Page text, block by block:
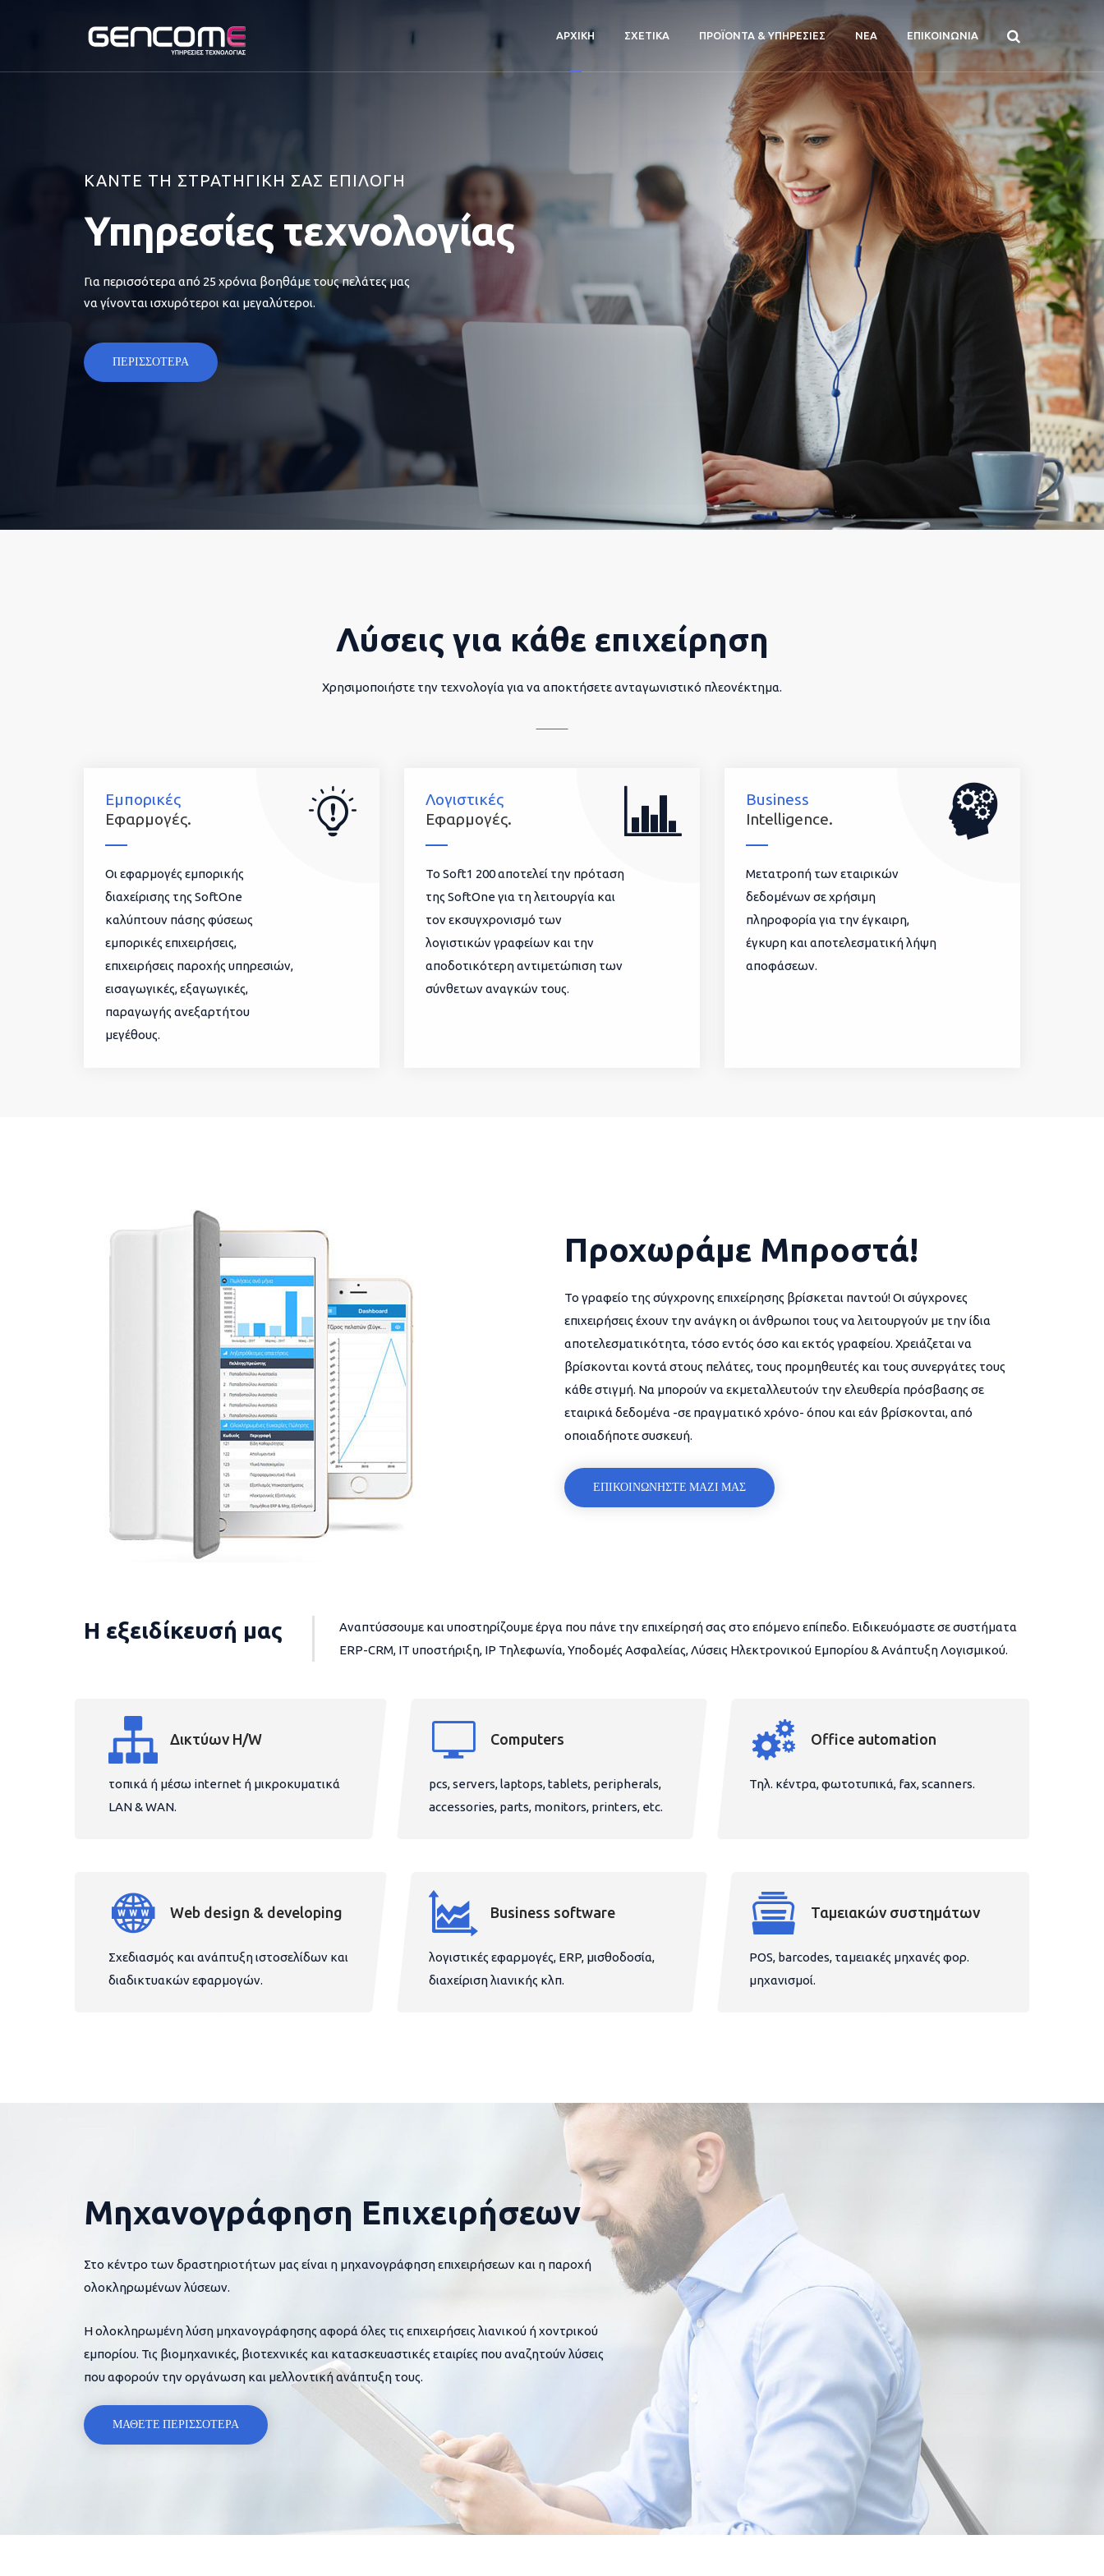
ΑΡΧΙΚΗ ΣΧΕΤΙΚΑ ΠΡΟΪΟΝΤΑ & ΥΠΗΡΕΣΙΕΣ ΝΕΑ ΕΠΙΚΟΙΝΩΝΙΑ
ΚΑΝΤΕ ΤΗ ΣΤΡΑΤΗΓΙΚΗ ΣΑΣ ΕΠΙΛΟΓΗ
Υπηρεσίες τεχνολογίας
Για περισσότερα από 25 χρόνια βοηθάμε τους πελάτες μας
να γίνονται ισχυρότεροι και μεγαλύτεροι.
ΠΕΡΙΣΣΟΤΕΡΑ
Λύσεις για κάθε επιχείρηση
Χρησιμοποιήστε την τεχνολογία για να αποκτήσετε ανταγωνιστικό πλεονέκτημα.
Εμπορικές
Εφαρμογές.
Οι εφαρμογές εμπορικής
διαχείρισης της SoftOne
καλύπτουν πάσης φύσεως
εμπορικές επιχειρήσεις,
επιχειρήσεις παροχής υπηρεσιών,
εισαγωγικές, εξαγωγικές,
παραγωγής ανεξαρτήτου
μεγέθους.
Λογιστικές
Εφαρμογές.
To Soft1 200 αποτελεί την πρόταση
της SoftOne για τη λειτουργία και
τον εκσυγχρονισμό των
λογιστικών γραφείων και την
αποδοτικότερη αντιμετώπιση των
σύνθετων αναγκών τους.
Business
Intelligence.
Μετατροπή των εταιρικών
δεδομένων σε χρήσιμη
πληροφορία για την έγκαιρη,
έγκυρη και αποτελεσματική λήψη
αποφάσεων.
Προχωράμε Μπροστά!
Το γραφείο της σύγχρονης επιχείρησης βρίσκεται παντού! Οι σύγχρονες
επιχειρήσεις έχουν την ανάγκη οι άνθρωποι τους να λειτουργούν με την ίδια
αποτελεσματικότητα, τόσο εντός όσο και εκτός γραφείου. Χρειάζεται να
βρίσκονται κοντά στους πελάτες, τους προμηθευτές και τους συνεργάτες τους
κάθε στιγμή. Να μπορούν να εκμεταλλευτούν την ελευθερία πρόσβασης σε
εταιρικά δεδομένα -σε πραγματικό χρόνο- όπου και εάν βρίσκονται, από
οποιαδήποτε συσκευή.
ΕΠΙΚΟΙΝΩΝΗΣΤΕ ΜΑΖΙ ΜΑΣ
Η εξειδίκευσή μας
Αναπτύσσουμε και υποστηρίζουμε έργα που πάνε την επιχείρησή σας στο επόμενο επίπεδο. Ειδικευόμαστε σε συστήματα
ERP-CRM, IT υποστήριξη, IP Τηλεφωνία, Υποδομές Ασφαλείας, Λύσεις Ηλεκτρονικού Εμπορίου & Ανάπτυξη Λογισμικού.
Δικτύων H/W
τοπικά ή μέσω internet ή μικροκυματικά
LAN & WAN.
Computers
pcs, servers, laptops, tablets, peripherals,
accessories, parts, monitors, printers, etc.
Office automation
Τηλ. κέντρα, φωτοτυπικά, fax, scanners.
Web design & developing
Σχεδιασμός και ανάπτυξη ιστοσελίδων και
διαδικτυακών εφαρμογών.
Business software
λογιστικές εφαρμογές, ERP, μισθοδοσία,
διαχείριση λιανικής κλπ.
Ταμειακών συστημάτων
POS, barcodes, ταμειακές μηχανές φορ.
μηχανισμοί.
Μηχανογράφηση Επιχειρήσεων
Στο κέντρο των δραστηριοτήτων μας είναι η μηχανογράφηση επιχειρήσεων και η παροχή
ολοκληρωμένων λύσεων.
Η ολοκληρωμένη λύση μηχανογράφησης αφορά όλες τις επιχειρήσεις λιανικού ή χοντρικού
εμπορίου. Τις βιομηχανικές, βιοτεχνικές και κατασκευαστικές εταιρίες που αναζητούν λύσεις
που αφορούν την οργάνωση και μελλοντική ανάπτυξη τους.
ΜΑΘΕΤΕ ΠΕΡΙΣΣΟΤΕΡΑ